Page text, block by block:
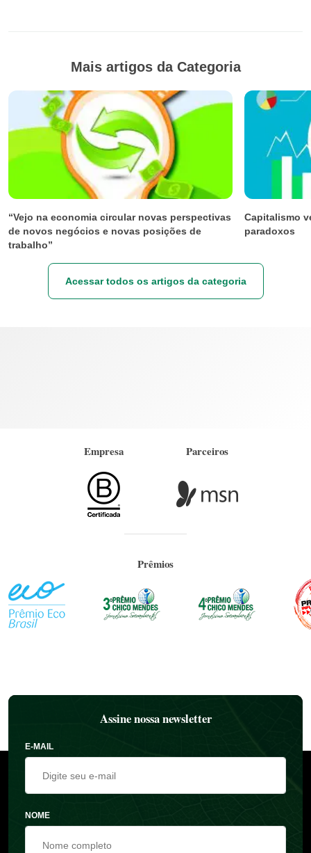
Mais artigos da Categoria
“Vejo na economia circular novas perspectivas
de novos negócios e novas posições de
trabalho”
Capitalismo
paradoxos
Acessar todos os artigos da categoria
Empresa Parceiros
Prêmios
Assine nossa newsletter
E-MAIL
NOME